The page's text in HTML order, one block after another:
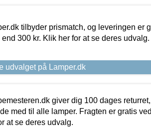
tilbyder prismatch, og leveringen er
end 300 kr. Klik her for at se deres udvalg.
udvalget på Lamper.dk
giver dig 100 dages
med til alle lamper. Fragten er gratis
at se deres udvalg.